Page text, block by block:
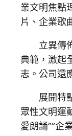
業文明焦點
片、企業歌
立異傳
典範，激起
志。公司還
展開特
眾性文明運
愛朗誦”“企